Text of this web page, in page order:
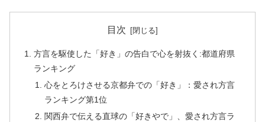
目次
方言を駆使した「好き」の告白で心を射抜く:都道府県
ランキング
心をとろけさせる京都弁での「好き」：愛され方言
ランキング第1位
関西弁で伝える直球の「好きやで」、愛され方言ラ